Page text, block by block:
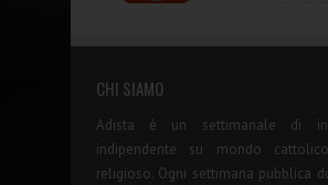
CHI SIAMO
Adista è un settimanale di
indipendente su mondo
religioso. Ogni settimana pubblica